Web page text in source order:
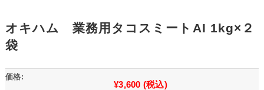
オキハム 業務用タコスミートAI 1kg×２
袋
価格:
¥3,600 (税込)